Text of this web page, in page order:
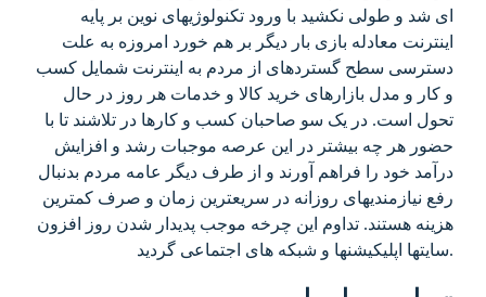
ای شد و طولی نکشید با ورود تکنولوژیهای نوین بر پایه
اینترنت معادله بازی بار دیگر بر هم خورد امروزه به علت
دسترسی سطح گستردهای از مردم به اینترنت شمایل کسب
و کار و مدل بازارهای خرید کالا و خدمات هر روز در حال
تحول است. در یک سو صاحبان کسب و کارها در تلاشند تا با
حضور هر چه بیشتر در این عرصه موجبات رشد و افزایش
درآمد خود را فراهم آورند و از طرف دیگر عامه مردم بدنبال
رفع نیازمندیهای روزانه در سریعترین زمان و صرف کمترین
هزینه هستند. تداوم این چرخه موجب پدیدار شدن روز افزون
سایتها اپلیکیشنها و شبکه های اجتماعی گردید.